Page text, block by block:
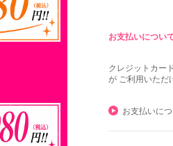
お支払いについ
クレジットカー
が ご利用いただ
お支払いに